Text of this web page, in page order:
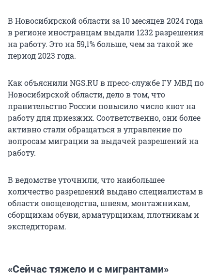
В Новосибирской области за 10 месяцев 2024 года
в регионе иностранцам выдали 1232 разрешения
на работу. Это на 59,1% больше, чем за такой же
период 2023 года.
Как объяснили NGS.RU в пресс-службе ГУ МВД по
Новосибирской области, дело в том, что
правительство России повысило число квот на
работу для приезжих. Соответственно, они более
активно стали обращаться в управление по
вопросам миграции за выдачей разрешений на
работу.
В ведомстве уточнили, что наибольшее
количество разрешений выдано специалистам в
области овощеводства, швеям, монтажникам,
сборщикам обуви, арматурщикам, плотникам и
экспедиторам.
«Сейчас тяжело и с мигрантами»